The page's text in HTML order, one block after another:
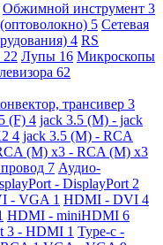
Обжимной инструмент 3
5 Сетевая
4 RS
22 Лупы 16 Микроскопы
62
трансивер 3
(F) 4 jack 3.5 (M) - jack
4 jack 3.5 (M) - RCA
(M) x3 - RCA (M) x3
7 Аудио-
- DisplayPort 2
- VGA 1 HDMI - DVI 4
HDMI - miniHDMI 6
3 - HDMI 1 Type-c -